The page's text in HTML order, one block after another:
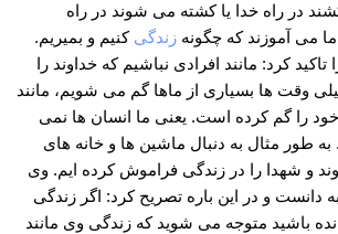
در راه خدا یا کشته می شوند در راه
می آموزند که چگونه زندگی کنیم و بمیریم.
کرد: مانند افرادی نباشیم که خداوند را
وقت ها بسیاری از ماها گم می شویم، مانند
خود را گم کرده است. یعنی ما انسان ها نمی
به طور مثال به دنبال ماشین ها و خانه های
و شهدا را در زندگی فراموش کرده ایم. وی
دانست و در این باره تصریح کرد: اگر زندگی
باشید متوجه می شوید که زندگی وی مانند